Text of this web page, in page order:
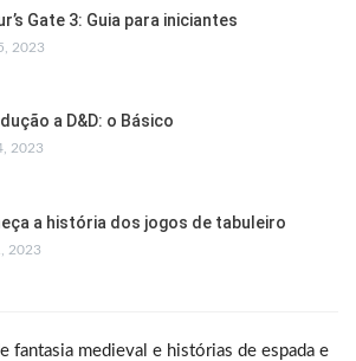
Gate 3: Guia para iniciantes
2023
a D&D: o Básico
2023
a história dos jogos de tabuleiro
2023
fantasia medieval e histórias de espada e